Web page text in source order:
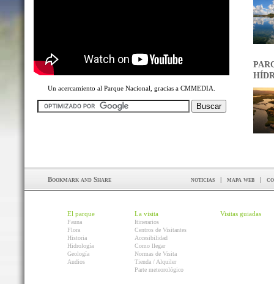
Un acercamiento al Parque Nacional, gracias a CMMEDIA.
noticias | mapa web |
El parque
Fauna
Flora
Historia
Hidrología
Geología
Audios
La visita
Itinerarios
Centros de Visitantes
Accesibilidad
Como llegar
Normas de Visita
Tienda / Alquiler
Parte meteorológico
Visitas guiadas